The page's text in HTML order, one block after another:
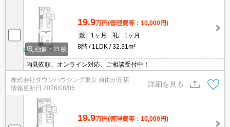
画像：21枚
19.9万円(管理費等：10,000円)
敷
1ヶ月 礼
1ヶ月
8階
1LDK 32.31m²
内見依頼、オンライン対応、ご相談受付中！
株式会社タウンハウジング東京 自由が丘店
情報更新日 2026/08/06
詳細を見る
19.9万円(管理費等：10,000円)